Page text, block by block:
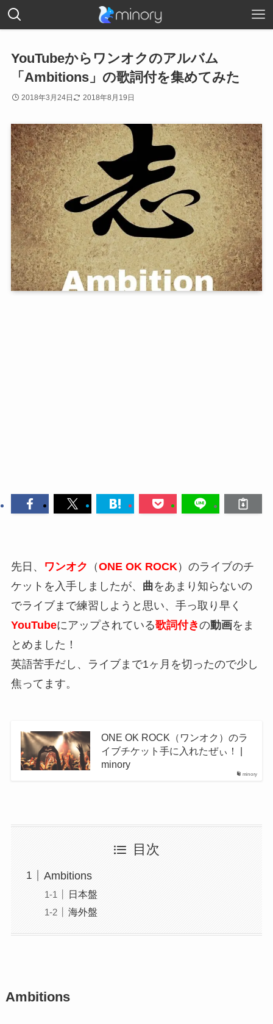
YouTubeからワンオクのアルバム
「Ambitions」の歌詞付を集めてみた
2018年3月24日 2018年8月19日
先日、 ワンオク （ONE OK ROCK）のライブのチ
ケットを入手しましたが、 曲をあまり知らないの
でライブまで練習しようと思い、手っ取り早く
YouTubeにアップされている歌詞付きの動画をま
とめました！
英語苦手だし、ライブまで1ヶ月を切ったので少し
焦ってます。
minory
ONE OK ROCK（ワンオク）のラ
イブチケット手に入れたぜぃ！ |
minory
目次
Ambitions
日本盤
海外盤
Ambitions